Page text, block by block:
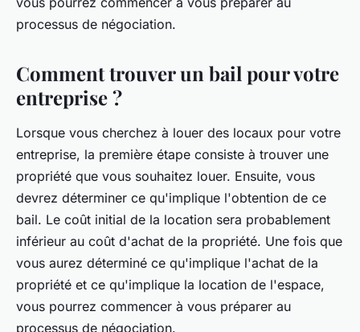
processus de négociation.
Comment trouver un bail pour votre
entreprise ?
Lorsque vous cherchez à louer des locaux pour votre
entreprise, la première étape consiste à trouver une
propriété que vous souhaitez louer. Ensuite, vous
devrez déterminer ce qu'implique l'obtention de ce
bail. Le coût initial de la location sera probablement
inférieur au coût d'achat de la propriété. Une fois que
vous aurez déterminé ce qu'implique l'achat de la
propriété et ce qu'implique la location de l'espace,
vous pourrez commencer à vous préparer au
processus de négociation.